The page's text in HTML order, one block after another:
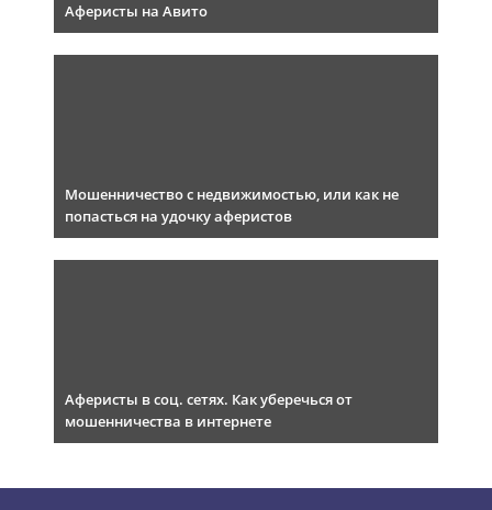
Аферисты на Авито
Мошенничество с недвижимостью, или как не
попасться на удочку аферистов
Аферисты в соц. сетях. Как уберечься от
мошенничества в интернете